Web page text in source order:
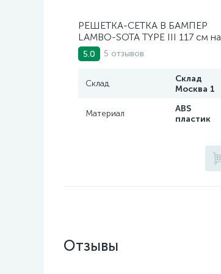
РЕШЕТКА-СЕТКА В БАМПЕР
LAMBO-SOTA TYPE III 117 см на
47 см
5.0 5 отзывов
Склад
Склад
Москва 1
Материал
ABS
пластик
Отзывы